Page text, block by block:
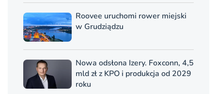
Roovee uruchomi rower miejski
w Grudziądzu
Nowa odsłona Izery. Foxconn, 4,5
mld zł z KPO i produkcja od 2029
roku